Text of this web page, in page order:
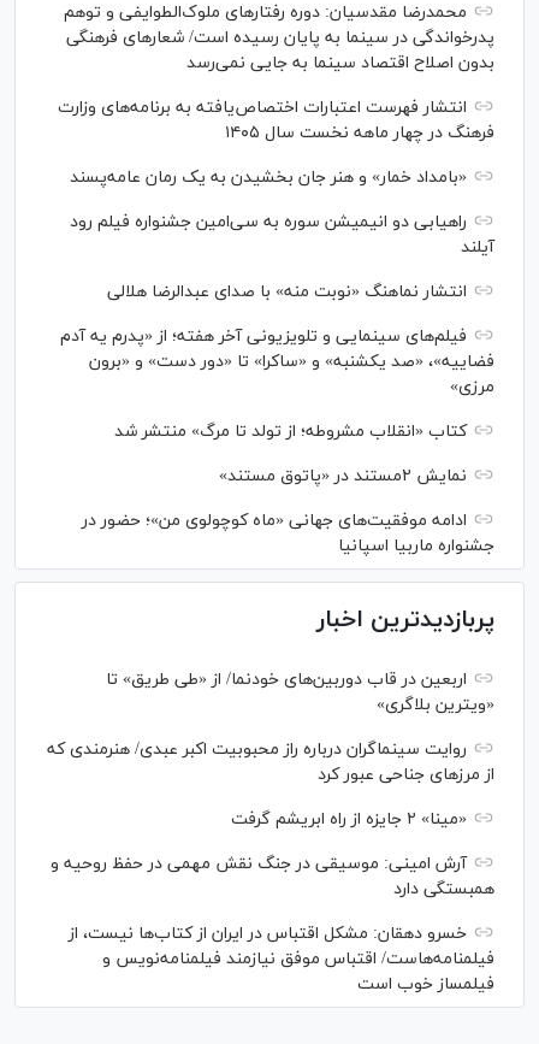
محمدرضا مقدسیان: دوره رفتارهای ملوک‌الطوایفی و توهم
پدرخواندگی در سینما به پایان رسیده است/ شعارهای فرهنگی
بدون اصلاح اقتصاد سینما به جایی نمی‌رسد
انتشار فهرست اعتبارات اختصاص‌یافته به برنامه‌های وزارت
فرهنگ در چهار ماهه نخست سال ۱۴۰۵
«بامداد خمار» و هنر جان بخشیدن به یک رمان عامه‌پسند
راهیابی دو انیمیشن سوره به سی‌امین جشنواره فیلم رود
آیلند
انتشار نماهنگ «نوبت منه» با صدای عبدالرضا هلالی
فیلم‌های سینمایی و تلویزیونی آخر هفته؛ از «پدرم یه آدم
فضاییه»، «صد یکشنبه» و «ساکرا» تا «دور دست» و «برون
مرزی»
کتاب «انقلاب مشروطه؛ از تولد تا مرگ» منتشر شد
نمایش ۲مستند در «پاتوق مستند»
ادامه موفقیت‌های جهانی «ماه کوچولوی من»؛ حضور در
جشنواره ماربیا اسپانیا
پربازدیدترین اخبار
اربعین در قاب دوربین‌های خودنما/ از «طی طریق» تا
«ویترین بلاگری»
روایت سینماگران درباره راز محبوبیت اکبر عبدی/ هنرمندی که
از مرزهای جناحی عبور کرد
«مینا» ۲ جایزه از راه ابریشم گرفت
آرش امینی: موسیقی در جنگ نقش مهمی در حفظ روحیه و
همبستگی دارد
خسرو دهقان: مشکل اقتباس در ایران از کتاب‌ها نیست، از
فیلمنامه‌هاست/ اقتباس موفق نیازمند فیلمنامه‌نویس و
فیلمساز خوب است